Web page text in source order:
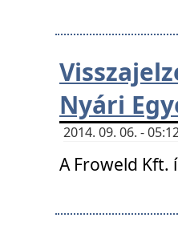
Nyári
2014. 09. 06. -
A Froweld